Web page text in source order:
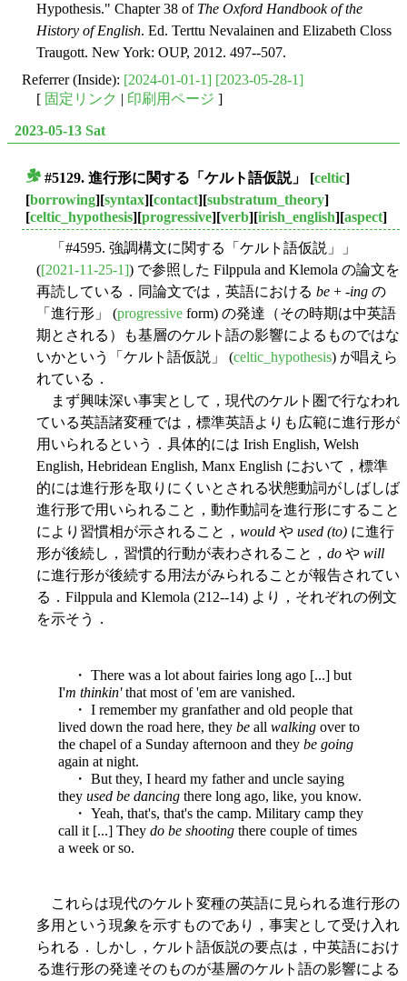
Hypothesis." Chapter 38 of The Oxford Handbook of the
History of English. Ed. Terttu Nevalainen and Elizabeth Closs
Traugott. New York: OUP, 2012. 497--507.
Referrer (Inside): [2024-01-01-1] [2023-05-28-1]
[ 固定リンク | 印刷用ページ ]
2023-05-13 Sat
#5129. 進行形に関する「ケルト語仮説」 [celtic]
[borrowing][syntax][contact][substratum_theory]
[celtic_hypothesis][progressive][verb][irish_english][aspect]
「#4595. 強調構文に関する「ケルト語仮説」」
([2021-11-25-1]) で参照した Filppula and Klemola の論文を
再読している．同論文では，英語における be + -ing の
「進行形」 (progressive form) の発達（その時期は中英語
期とされる）も基層のケルト語の影響によるものではな
いかという「ケルト語仮説」 (celtic_hypothesis) が唱えら
れている．
まず興味深い事実として，現代のケルト圏で行なわれ
ている英語諸変種では，標準英語よりも広範に進行形が
用いられるという．具体的には Irish English, Welsh
English, Hebridean English, Manx English において，標準
的には進行形を取りにくいとされる状態動詞がしばしば
進行形で用いられること，動作動詞を進行形にすること
により習慣相が示されること， would や used (to) に進行
形が後続し，習慣的行動が表わされること， do や will
に進行形が後続する用法がみられることが報告されてい
る．Filppula and Klemola (212--14) より，それぞれの例文
を示そう．
・ There was a lot about fairies long ago [...] but
I'm thinkin'that most of 'em are vanished.
・ I remember my granfather and old people that
lived down the road here, they be all walking over to
the chapel of a Sunday afternoon and they be going
again at night.
・ But they, I heard my father and uncle saying
they used be dancing there long ago, like, you know.
・ Yeah, that's, that's the camp. Military camp they
call it [...] They do be shooting there couple of times
a week or so.
これらは現代のケルト変種の英語に見られる進行形の
多用という現象を示すものであり，事実として受け入れ
られる．しかし，ケルト語仮説の要点は，中英語におけ
る進行形の発達そのものが基層のケルト語の影響による